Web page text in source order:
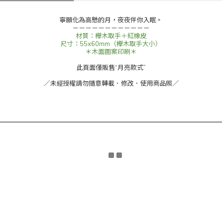
寧願化為高懸的月，夜夜伴你入眠。
－－－－－－－－－－－－
材質：櫸木取手＋紅橡皮
尺寸：55x60mm（櫸木取手大小）
＊木面圖案印刷＊
此頁面僅販售“月亮款式”
／未經授權請勿隨意轉載．修改．使用商品照／